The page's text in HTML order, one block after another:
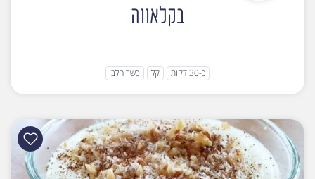
בקלאווה
כ-30 דקות קל כשר חלבי